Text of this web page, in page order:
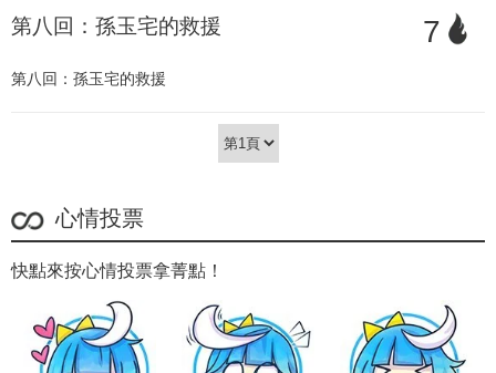
第八回：孫玉宅的救援 7
第八回：孫玉宅的救援
心情投票
快點來按心情投票拿菁點！